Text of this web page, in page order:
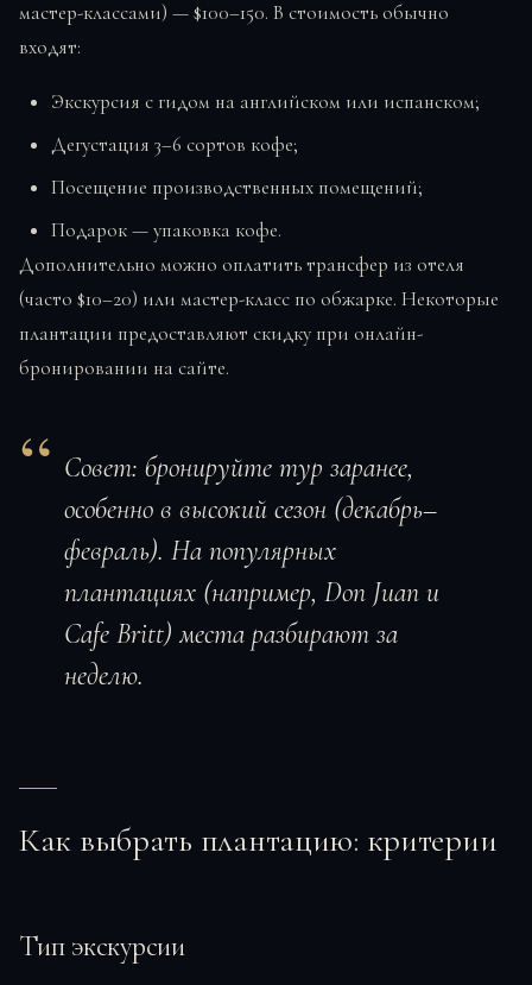
мастер-классами) — $100–150. В стоимость обычно
входят:
Экскурсия с гидом на английском или испанском;
Дегустация 3–6 сортов кофе;
Посещение производственных помещений;
Подарок — упаковка кофе.
Дополнительно можно оплатить трансфер из отеля
(часто $10–20) или мастер-класс по обжарке. Некоторые
плантации предоставляют скидку при онлайн-
бронировании на сайте.
Совет: бронируйте тур заранее,
особенно в высокий сезон (декабрь–
февраль). На популярных
плантациях (например, Don Juan и
Cafe Britt) места разбирают за
неделю.
Как выбрать плантацию: критерии
Тип экскурсии